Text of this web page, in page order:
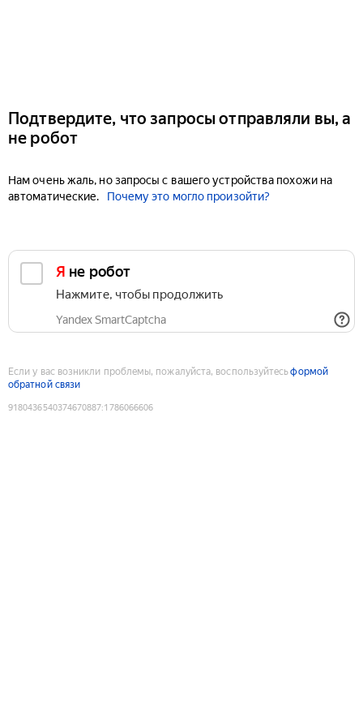
Подтвердите, что запросы отправляли вы, а
не робот
Нам очень жаль, но запросы с вашего устройства похожи на
автоматические.
Почему это могло произойти?
Я не робот
Нажмите, чтобы продолжить
Yandex SmartCaptcha
Если у вас возникли проблемы, пожалуйста, воспользуйтесьформой
обратной связи
9180436540374670887:1786066606